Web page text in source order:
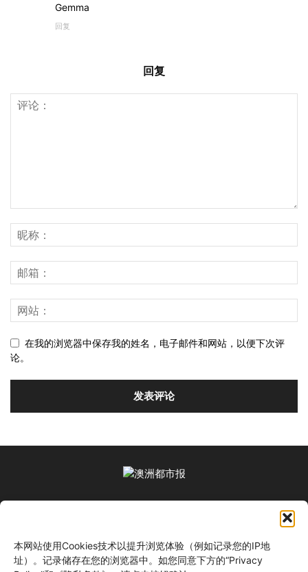
本网站使用Cookies技术以提升浏览体验（例如记录您的IP地
址）。记录储存在您的浏览器中。如您同意下方的“Privacy
Gemma
回复
回复
在我的浏览器中保存我的姓名，电子邮件和网站，以便下次评
论。
关注我们